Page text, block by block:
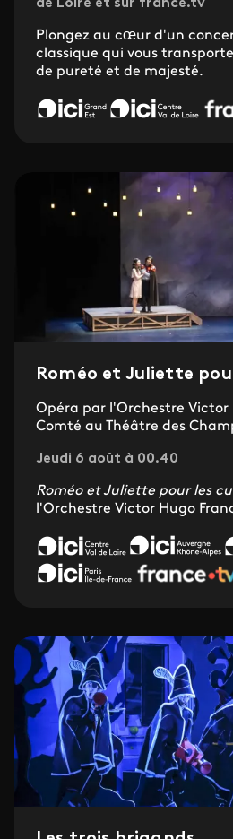
de Loire et sur france.tv
Plongez au cœur d'un
classique qui vous
de pureté et de majesté.
Roméo et Juliette
Opéra par l'Orchestre Victor
Comté au Théâtre des
Jeudi 6 août à 00.40
Roméo et Juliette pour les
l'Orchestre Victor Hugo